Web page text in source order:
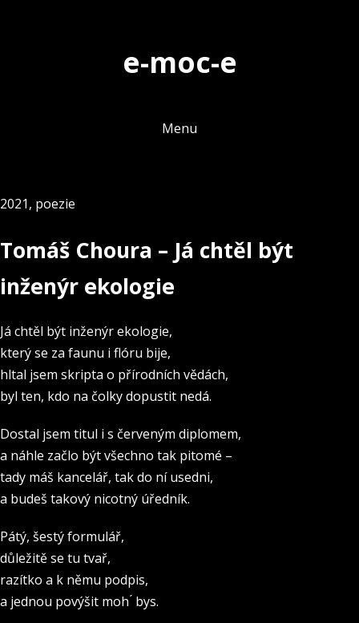
e-moc-e
Menu
2021, poezie
Tomáš Choura – Já chtěl být
inženýr ekologie
Já chtěl být inženýr ekologie,
který se za faunu i flóru bije,
hltal jsem skripta o přírodních vědách,
byl ten, kdo na čolky dopustit nedá.
Dostal jsem titul i s červeným diplomem,
a náhle začlo být všechno tak pitomé –
tady máš kancelář, tak do ní usedni,
a budeš takový nicotný úředník.
Pátý, šestý formulář,
důležitě se tu tvař,
razítko a k němu podpis,
a jednou povýšit moh ́ bys.